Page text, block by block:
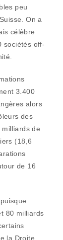
peu
On a
célèbre
sociétés off-
3.400
alors
des
de
(18,6
de 16
80 milliards
la Droite.